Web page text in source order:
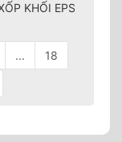
KHỐI EPS
... 18